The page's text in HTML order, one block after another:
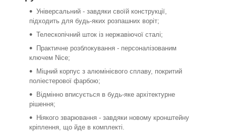
Універсальний - завдяки своїй конструкції,
підходить для будь-яких розпашних воріт;
Телескопічний шток із нержавіючої сталі;
Практичне розблокування - персоналізованим
ключем Nice;
Міцний корпус з алюмінієвого сплаву, покритий
поліестерової фарбою;
Відмінно вписується в будь-яке архітектурне
рішення;
Ніякого зварювання - завдяки новому кронштейну
кріплення, що йде в комплекті.